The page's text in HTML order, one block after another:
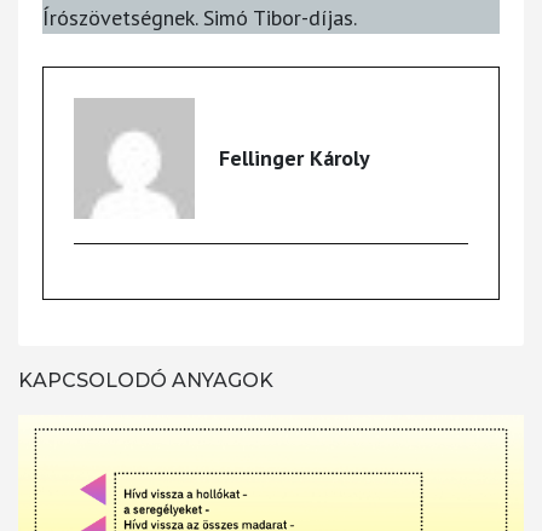
Írószövetségnek. Simó Tibor-díjas.
Fellinger Károly
KAPCSOLODÓ ANYAGOK